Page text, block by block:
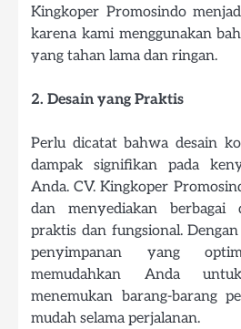
Kingkoper Promosindo
karena kami menggunakan
yang tahan lama dan ringan.
2. Desain yang Praktis
Perlu dicatat bahwa desain
dampak signifikan pada
Anda. CV. Kingkoper
dan menyediakan berbagai
praktis dan fungsional.
penyimpanan yang
memudahkan Anda
menemukan barang-barang
mudah selama perjalanan.